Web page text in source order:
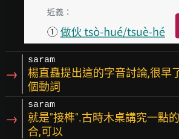
→
saram
楊直矗提出這的字音討論,很早
個動詞
→
saram
就是"接榫".古時木桌講究一點
合,可以